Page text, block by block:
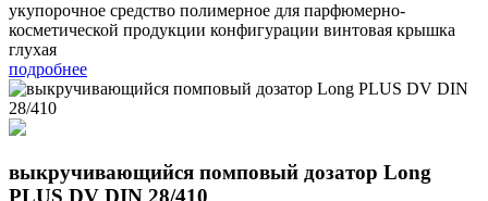
укупорочное средство полимерное для парфюмерно-
косметической продукции конфигурации винтовая крышка
глухая
подробнее
выкручивающийся помповый дозатор Long
PLUS DV DIN 28/410